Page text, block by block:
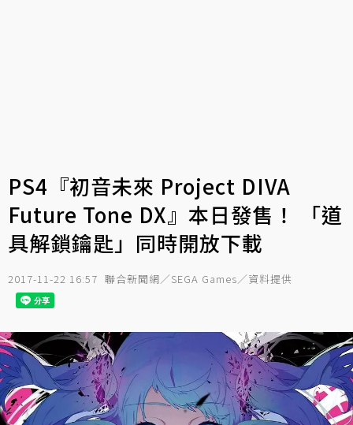
PS4『初音未來 Project DIVA
Future Tone DX』本日發售！ 「道
具解鎖鑰匙」同時開放下載
2017-11-22 16:57 聯合新聞網／SEGA Games／資料提供